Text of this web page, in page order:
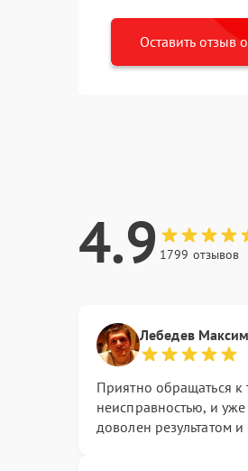
Оставить отзыв
4.9 1799 отзывов
Лебедев Максим
Приятно обращаться к
неисправностью, и
доволен результатом